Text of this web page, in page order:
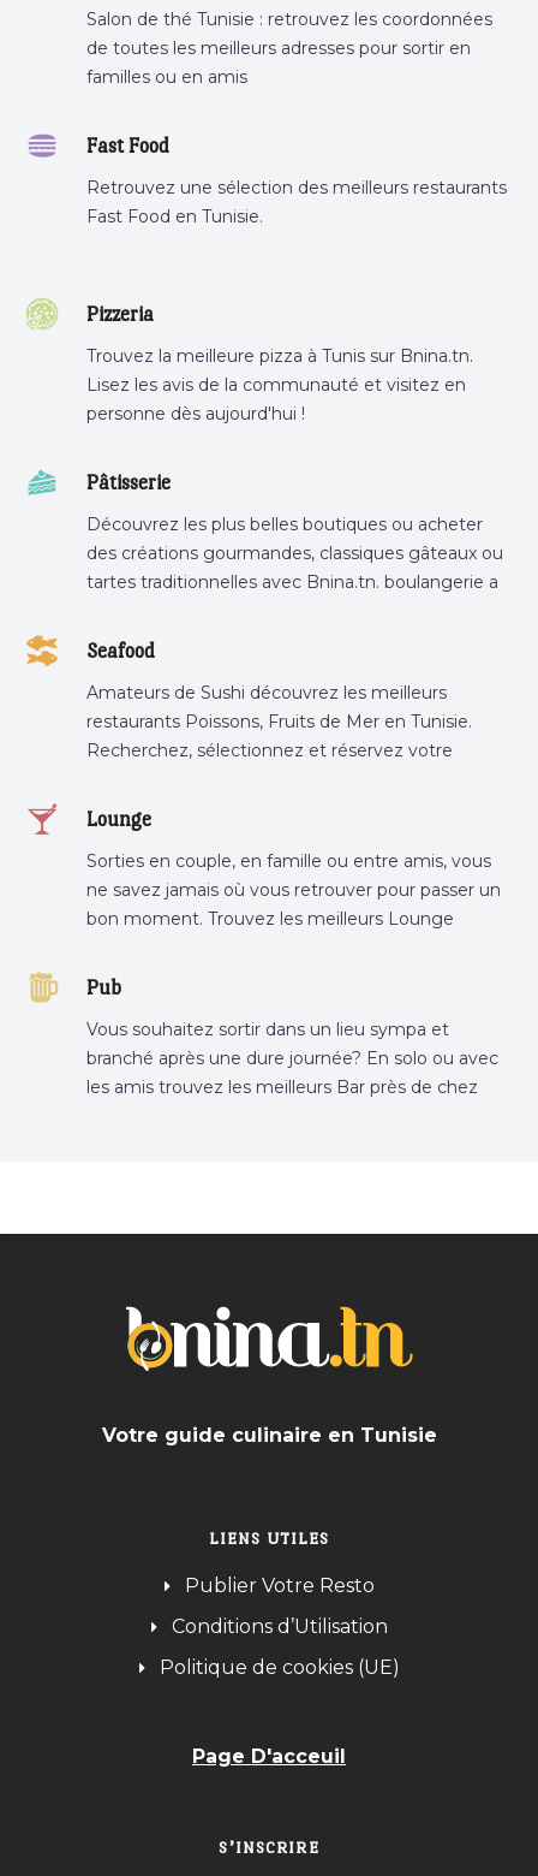
Salon de thé Tunisie : retrouvez les coordonnées
de toutes les meilleurs adresses pour sortir en
familles ou en amis
Fast Food
Retrouvez une sélection des meilleurs restaurants
Fast Food en Tunisie.
Pizzeria
Trouvez la meilleure pizza à Tunis sur Bnina.tn.
Lisez les avis de la communauté et visitez en
personne dès aujourd'hui !
Pâtisserie
Découvrez les plus belles boutiques ou acheter
des créations gourmandes, classiques gâteaux ou
tartes traditionnelles avec Bnina.tn. boulangerie a
tunis, pâtisserie sousse .
Seafood
Amateurs de Sushi découvrez les meilleurs
restaurants Poissons, Fruits de Mer en Tunisie.
Recherchez, sélectionnez et réservez votre
Lounge
Sorties en couple, en famille ou entre amis, vous
ne savez jamais où vous retrouver pour passer un
bon moment. Trouvez les meilleurs Lounge
Pub
Vous souhaitez sortir dans un lieu sympa et
branché après une dure journée? En solo ou avec
les amis trouvez les meilleurs Bar près de chez
Votre guide culinaire en Tunisie
LIENS UTILES
Publier Votre Resto
Conditions d’Utilisation
Politique de cookies (UE)
Page D'acceuil
S’INSCRIRE